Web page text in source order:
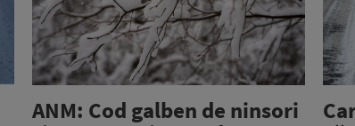
ANM: Cod galben de ninsori